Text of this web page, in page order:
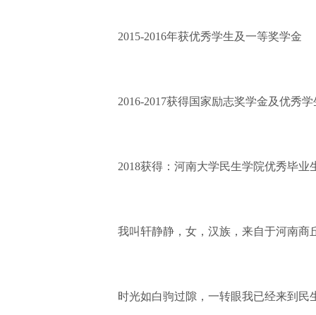
2015-2016年获优秀学生及一等奖学金
2016-2017获得国家励志奖学金及优秀学
2018获得：河南大学民生学院优秀毕业
我叫轩静静，女，汉族，来自于河南商丘
时光如白驹过隙，一转眼我已经来到民生